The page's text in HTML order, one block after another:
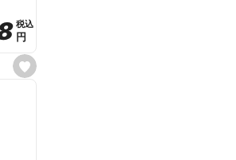
e
s
e
税込
税込
円
円